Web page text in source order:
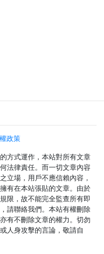
政策
方式運作，本站對所有文章
法律責任。而一切文章內容
立場，用戶不應信賴內容，
有在本站張貼的文章。由於
限，故不能完全監查所有即
請聯絡我們。本站有權刪除
有不刪除文章的權力。切勿
人身攻擊的言論，敬請自